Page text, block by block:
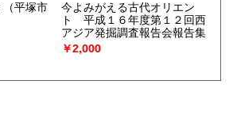
（平塚市
今よみがえる古代オリエン
ト 平成１６年度第１２回西
アジア発掘調査報告会報告集
￥2,000